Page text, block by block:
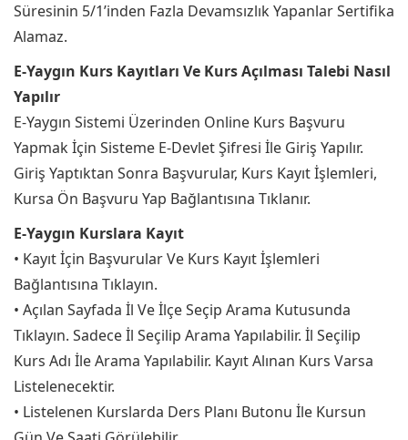
Süresinin 5/1’inden Fazla Devamsızlık Yapanlar Sertifika
Alamaz.
E-Yaygın Kurs Kayıtları Ve Kurs Açılması Talebi Nasıl
Yapılır
E-Yaygın Sistemi Üzerinden Online Kurs Başvuru
Yapmak İçin Sisteme E-Devlet Şifresi İle Giriş Yapılır.
Giriş Yaptıktan Sonra Başvurular, Kurs Kayıt İşlemleri,
Kursa Ön Başvuru Yap Bağlantısına Tıklanır.
E-Yaygın Kurslara Kayıt
• Kayıt İçin Başvurular Ve Kurs Kayıt İşlemleri
Bağlantısına Tıklayın.
• Açılan Sayfada İl Ve İlçe Seçip Arama Kutusunda
Tıklayın. Sadece İl Seçilip Arama Yapılabilir. İl Seçilip
Kurs Adı İle Arama Yapılabilir. Kayıt Alınan Kurs Varsa
Listelenecektir.
• Listelenen Kurslarda Ders Planı Butonu İle Kursun